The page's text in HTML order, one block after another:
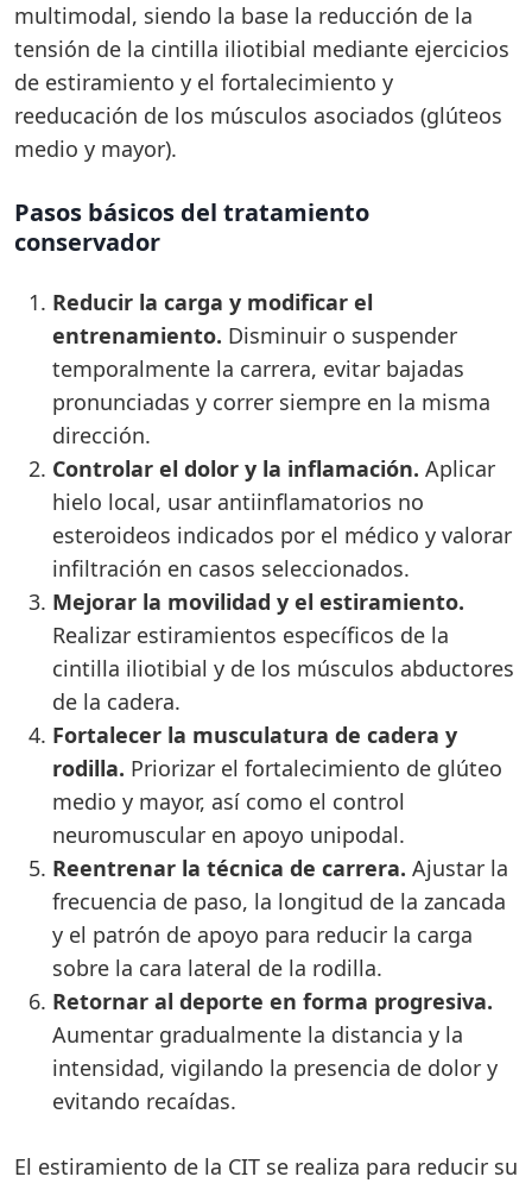
multimodal, siendo la base la reducción de la
tensión de la cintilla iliotibial mediante ejercicios
de estiramiento y el fortalecimiento y
reeducación de los músculos asociados (glúteos
medio y mayor).
Pasos básicos del tratamiento
conservador
Reducir la carga y modificar el
entrenamiento. Disminuir o suspender
temporalmente la carrera, evitar bajadas
pronunciadas y correr siempre en la misma
dirección.
Controlar el dolor y la inflamación. Aplicar
hielo local, usar antiinflamatorios no
esteroideos indicados por el médico y valorar
infiltración en casos seleccionados.
Mejorar la movilidad y el estiramiento.
Realizar estiramientos específicos de la
cintilla iliotibial y de los músculos abductores
de la cadera.
Fortalecer la musculatura de cadera y
rodilla. Priorizar el fortalecimiento de glúteo
medio y mayor, así como el control
neuromuscular en apoyo unipodal.
Reentrenar la técnica de carrera. Ajustar la
frecuencia de paso, la longitud de la zancada
y el patrón de apoyo para reducir la carga
sobre la cara lateral de la rodilla.
Retornar al deporte en forma progresiva.
Aumentar gradualmente la distancia y la
intensidad, vigilando la presencia de dolor y
evitando recaídas.
El estiramiento de la CIT se realiza para reducir su